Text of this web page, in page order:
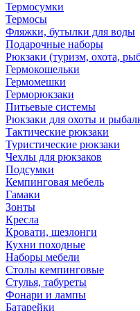
Термосумки
Термосы
Фляжки, бутылки для воды
Подарочные наборы
Рюкзаки (туризм, охота,
Гермокошельки
Гермомешки
Герморюкзаки
Питьевые системы
Рюкзаки для охоты и
Тактические рюкзаки
Туристические рюкзаки
Чехлы для рюкзаков
Подсумки
Кемпинговая мебель
Гамаки
Зонты
Кресла
Кровати, шезлонги
Кухни походные
Наборы мебели
Столы кемпинговые
Стулья, табуреты
Фонари и лампы
Батарейки